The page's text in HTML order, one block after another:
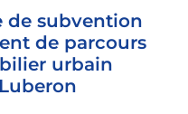
de subvention
de parcours
urbain